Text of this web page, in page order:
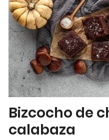
Bizcocho de
calabaza